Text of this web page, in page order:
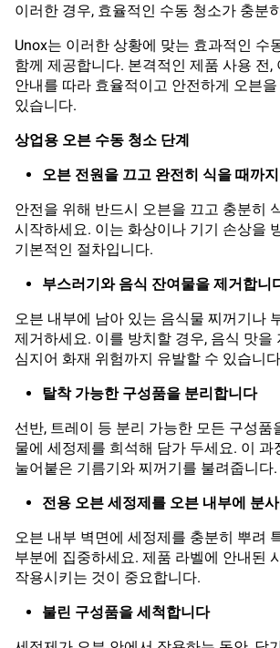
이러한 경우, 효율적인 수동 청소가 충분
Unox는 이러한 상황에 맞는 효과적인 수
함께 제공합니다. 본격적인 제품 사용 전,
안내를 따라 효율적이고 안전하게 오븐
있습니다.
상업용 오븐 수동 청소 단계
오븐 전원을 끄고 완전히 식을 때까
안전을 위해 반드시 오븐을 끄고 충분히
시작하세요. 이는 화상이나 기기 손상을
기본적인 절차입니다.
부스러기와 음식 잔여물을 제거합니
오븐 내부에 남아 있는 음식물 찌꺼기나
제거하세요. 이를 방치할 경우, 음식 맛을
심지어 화재 위험까지 유발할 수 있습니
탈착 가능한 구성품을 분리합니다
선반, 트레이 등 분리 가능한 모든 구성품
물에 세정제를 희석해 담가 두세요. 이 과
눌어붙은 기름기와 찌꺼기를 불려줍니다.
전용 오븐 세정제를 오븐 내부에 분
오븐 내부 벽면에 세정제를 충분히 뿌려
부분에 집중하세요. 제품 라벨에 안내된
작용시키는 것이 중요합니다.
불린 구성품을 세척합니다